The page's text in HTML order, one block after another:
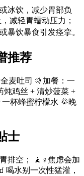
冰饮，减少胃部负
减轻胃蠕动压力；
暴饮暴食引发痉挛。
推荐
麦吐司 🌞加餐：一
炖鸡丝 + 清炒菠菜 +
杯蜂蜜柠檬水 🌞晚
士
排空； 🧘♀️焦虑会加
喝水别一次性猛灌，